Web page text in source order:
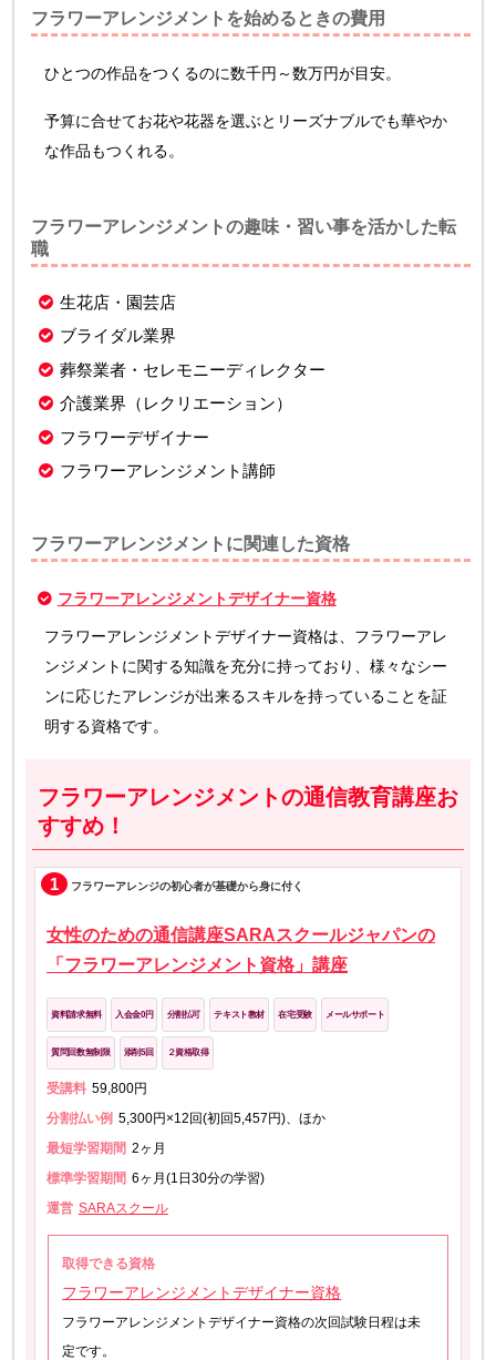
フラワーアレンジメントを始めるときの費用
ひとつの作品をつくるのに数千円～数万円が目安。
予算に合せてお花や花器を選ぶとリーズナブルでも華やか
な作品もつくれる。
フラワーアレンジメントの趣味・習い事を活かした転
職
生花店・園芸店
ブライダル業界
葬祭業者・セレモニーディレクター
介護業界（レクリエーション）
フラワーデザイナー
フラワーアレンジメント講師
フラワーアレンジメントに関連した資格
フラワーアレンジメントデザイナー資格
フラワーアレンジメントデザイナー資格は、フラワーアレ
ンジメントに関する知識を充分に持っており、様々なシー
ンに応じたアレンジが出来るスキルを持っていることを証
明する資格です。
フラワーアレンジメントの通信教育講座お
すすめ！
1 フラワーアレンジの初心者が基礎から身に付く
女性のための通信講座SARAスクールジャパンの
「フラワーアレンジメント資格」講座
資料請求無料 入会金0円 分割払可 テキスト教材 在宅受験 メールサポート
質問回数無制限 添削5回 ２資格取得
受講料 59,800円
分割払い例 5,300円×12回(初回5,457円)、ほか
最短学習期間 2ヶ月
標準学習期間 6ヶ月(1日30分の学習)
運営 SARAスクール
取得できる資格
フラワーアレンジメントデザイナー資格
フラワーアレンジメントデザイナー資格の次回試験日程は未
定です。